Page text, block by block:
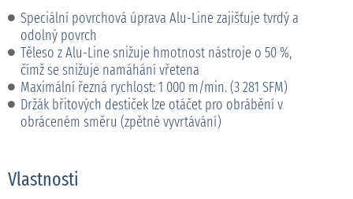
Speciální povrchová úprava Alu-Line zajišťuje tvrdý a
odolný povrch
Těleso z Alu-Line snižuje hmotnost nástroje o 50 %,
čímž se snižuje namáhání vřetena
Maximální řezná rychlost: 1 000 m/min. (3 281 SFM)
Držák břitových destiček lze otáčet pro obrábění v
obráceném směru (zpětné vyvrtávání)
Vlastnosti